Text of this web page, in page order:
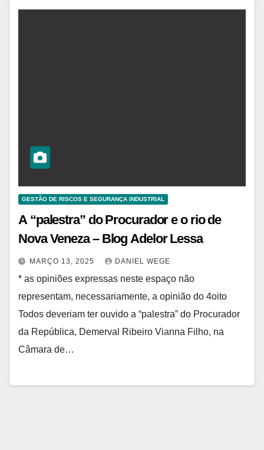
GESTÃO DE RISCOS E SEGURANÇA INDUSTRIAL
A “palestra” do Procurador e o rio de
Nova Veneza – Blog Adelor Lessa
MARÇO 13, 2025 DANIEL WEGE
* as opiniões expressas neste espaço não
representam, necessariamente, a opinião do 4oito
Todos deveriam ter ouvido a “palestra” do Procurador
da República, Demerval Ribeiro Vianna Filho, na
Câmara de…